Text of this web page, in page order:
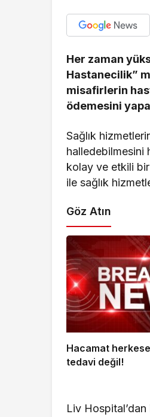
Her zaman
Hastanecilik”
misafirlerin
ödemesini
Sağlık
halledebilmesini
kolay ve etkili
ile sağlık
Göz Atın
Hacamat
tedavi değil!
Liv